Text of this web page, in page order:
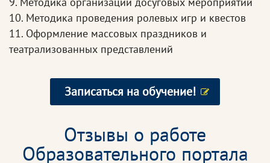
10. Методика проведения ролевых игр и квестов
11. Оформление массовых праздников и
театрализованных представлений
Записаться на обучение!
Отзывы о работе
Образовательного портала